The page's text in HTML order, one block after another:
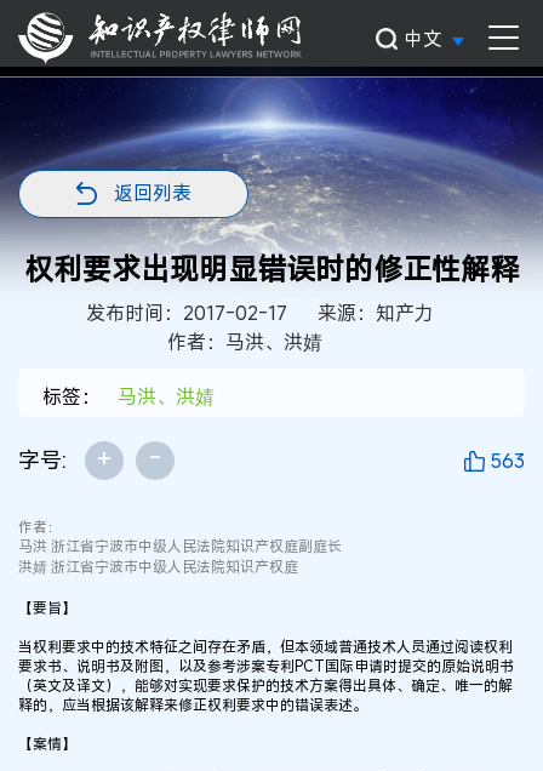
中文
返回列表
权利要求出现明显错误时的修正性解释
发布时间：2017-02-17
来源：知产力
作者：马洪、洪婧
标签： 马洪、洪婧
字号: + - 563
作者：
马洪 浙江省宁波市中级人民法院知识产权庭副庭长
洪婧 浙江省宁波市中级人民法院知识产权庭
【要旨】
当权利要求中的技术特征之间存在矛盾，但本领域普通技术人员通过阅读权利
要求书、说明书及附图，以及参考涉案专利PCT国际申请时提交的原始说明书
（英文及译文），能够对实现要求保护的技术方案得出具体、确定、唯一的解
释的，应当根据该解释来修正权利要求中的错误表述。
【案情】